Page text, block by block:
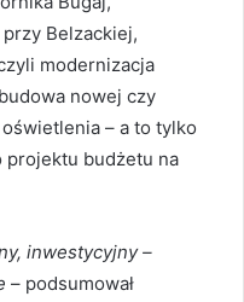
Belzackiej,
modernizacja
nowej czy
– a to tylko
projektu budżetu na
inwestycyjny –
– podsumował